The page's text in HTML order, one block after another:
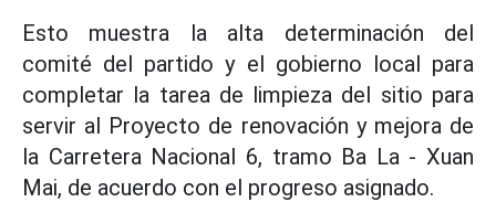
Esto muestra la alta determinación del
comité del partido y el gobierno local para
completar la tarea de limpieza del sitio para
servir al Proyecto de renovación y mejora de
la Carretera Nacional 6, tramo Ba La - Xuan
Mai, de acuerdo con el progreso asignado.